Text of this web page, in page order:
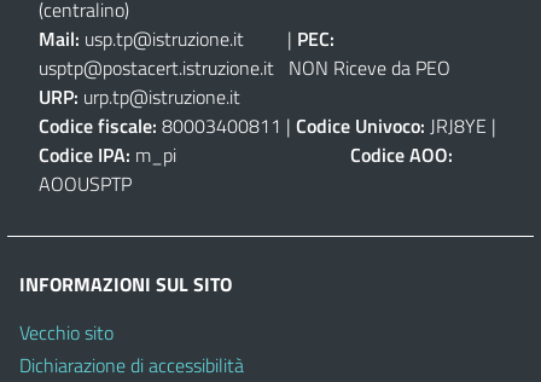
(centralino)
Mail: usp.tp@istruzione.it | PEC:
usptp@postacert.istruzione.it NON Riceve da PEO
URP: urp.tp@istruzione.it
Codice fiscale: 80003400811 | Codice Univoco: JRJ8YE |
Codice IPA: m_pi Codice AOO:
AOOUSPTP
INFORMAZIONI SUL SITO
Vecchio sito
Dichiarazione di accessibilità